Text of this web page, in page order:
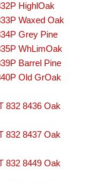
HighlOak
Waxed Oak
Grey Pine
WhLimOak
Barrel Pine
Old GrOak
832 8436 Oak
832 8437 Oak
832 8449 Oak